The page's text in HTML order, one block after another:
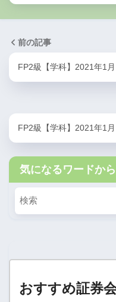
前の記事
FP2級【学科】2021年1月
FP2級【学科】2021年1月
気になるワードか
おすすめ証券